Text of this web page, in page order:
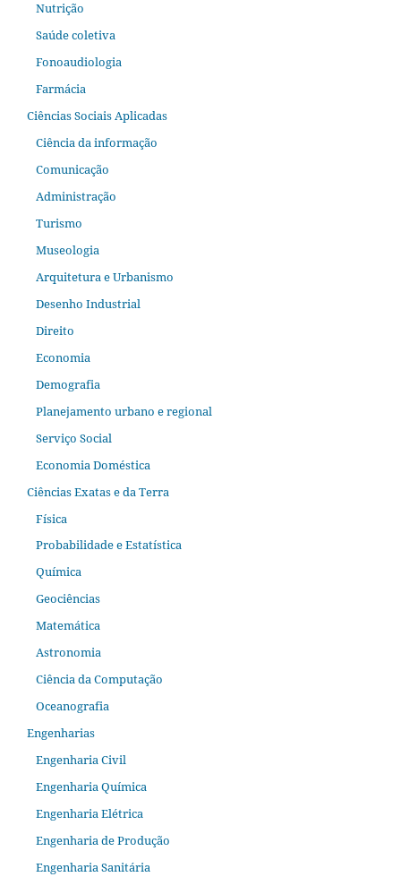
Nutrição
Saúde coletiva
Fonoaudiologia
Farmácia
Ciências Sociais Aplicadas
Ciência da informação
Comunicação
Administração
Turismo
Museologia
Arquitetura e Urbanismo
Desenho Industrial
Direito
Economia
Demografia
Planejamento urbano e regional
Serviço Social
Economia Doméstica
Ciências Exatas e da Terra
Física
Probabilidade e Estatística
Química
Geociências
Matemática
Astronomia
Ciência da Computação
Oceanografia
Engenharias
Engenharia Civil
Engenharia Química
Engenharia Elétrica
Engenharia de Produção
Engenharia Sanitária